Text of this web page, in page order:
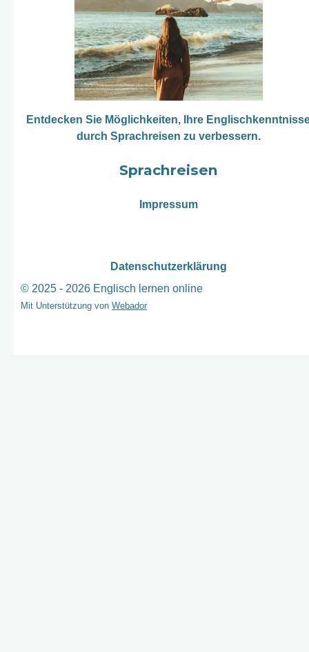
Entdecken Sie Möglichkeiten, Ihre
durch Sprachreisen zu verbessern.
Sprachreisen
Impressum
Datenschutzerklärung
© 2025 - 2026 Englisch lernen online
Mit Unterstützung von Webador